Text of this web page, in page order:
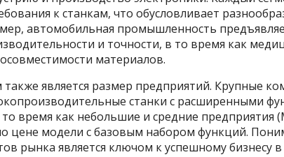
к станкам, что обусловливает
автомобильная промышленность
и точности, в то время как
материалов.
является размер предприятий. Крупные
станки с расширенными
время как небольшие и средние
цене модели с базовым набором функций.
рынка является ключом к успешному бизнесу